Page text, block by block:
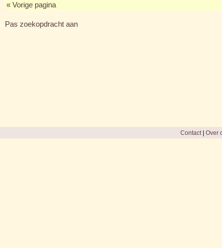
« Vorige pagina
Pas zoekopdracht aan
Contact| Over